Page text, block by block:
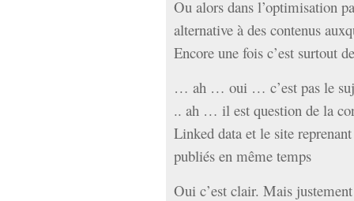
Ou alors dans l’optimisation
alternative à des contenus
Encore une fois c’est surtout
… ah … oui … c’est pas le
.. ah … il est question de la
Linked data et le site
publiés en même temps
Oui c’est clair. Mais